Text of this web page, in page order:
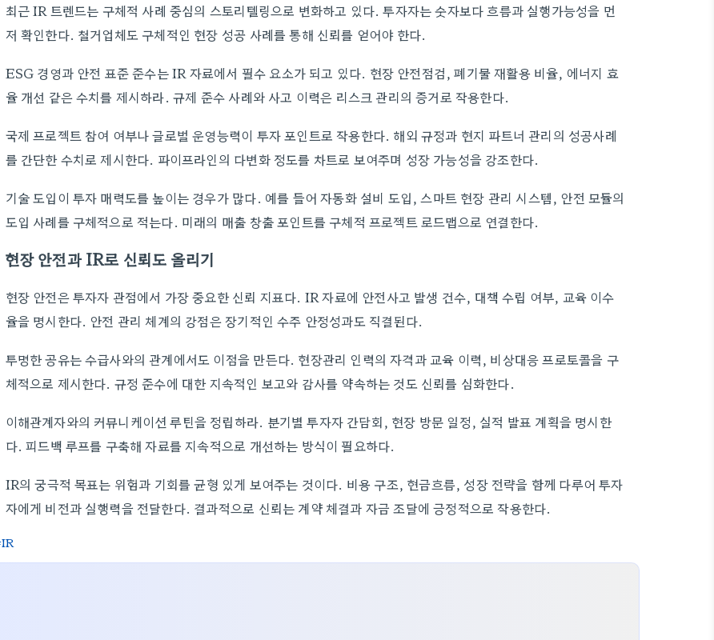
최근 IR 트렌드는 구체적 사례 중심의 스토리텔링으로 변화하고 있다. 투자자는 숫자보다 흐름과 실행가능성을 먼
저 확인한다. 철거업체도 구체적인 현장 성공 사례를 통해 신뢰를 얻어야 한다.
ESG 경영과 안전 표준 준수는 IR 자료에서 필수 요소가 되고 있다. 현장 안전점검, 폐기물 재활용 비율, 에너지 효
율 개선 같은 수치를 제시하라. 규제 준수 사례와 사고 이력은 리스크 관리의 증거로 작용한다.
국제 프로젝트 참여 여부나 글로벌 운영능력이 투자 포인트로 작용한다. 해외 규정과 현지 파트너 관리의 성공사례
를 간단한 수치로 제시한다. 파이프라인의 다변화 정도를 차트로 보여주며 성장 가능성을 강조한다.
기술 도입이 투자 매력도를 높이는 경우가 많다. 예를 들어 자동화 설비 도입, 스마트 현장 관리 시스템, 안전 모듈의
도입 사례를 구체적으로 적는다. 미래의 매출 창출 포인트를 구체적 프로젝트 로드맵으로 연결한다.
현장 안전과 IR로 신뢰도 올리기
현장 안전은 투자자 관점에서 가장 중요한 신뢰 지표다. IR 자료에 안전사고 발생 건수, 대책 수립 여부, 교육 이수
율을 명시한다. 안전 관리 체계의 강점은 장기적인 수주 안정성과도 직결된다.
투명한 공유는 수급사와의 관계에서도 이점을 만든다. 현장관리 인력의 자격과 교육 이력, 비상대응 프로토콜을 구
체적으로 제시한다. 규정 준수에 대한 지속적인 보고와 감사를 약속하는 것도 신뢰를 심화한다.
이해관계자와의 커뮤니케이션 루틴을 정립하라. 분기별 투자자 간담회, 현장 방문 일정, 실적 발표 계획을 명시한
다. 피드백 루프를 구축해 자료를 지속적으로 개선하는 방식이 필요하다.
IR의 궁극적 목표는 위험과 기회를 균형 있게 보여주는 것이다. 비용 구조, 현금흐름, 성장 전략을 함께 다루어 투자
자에게 비전과 실행력을 전달한다. 결과적으로 신뢰는 계약 체결과 자금 조달에 긍정적으로 작용한다.
IR